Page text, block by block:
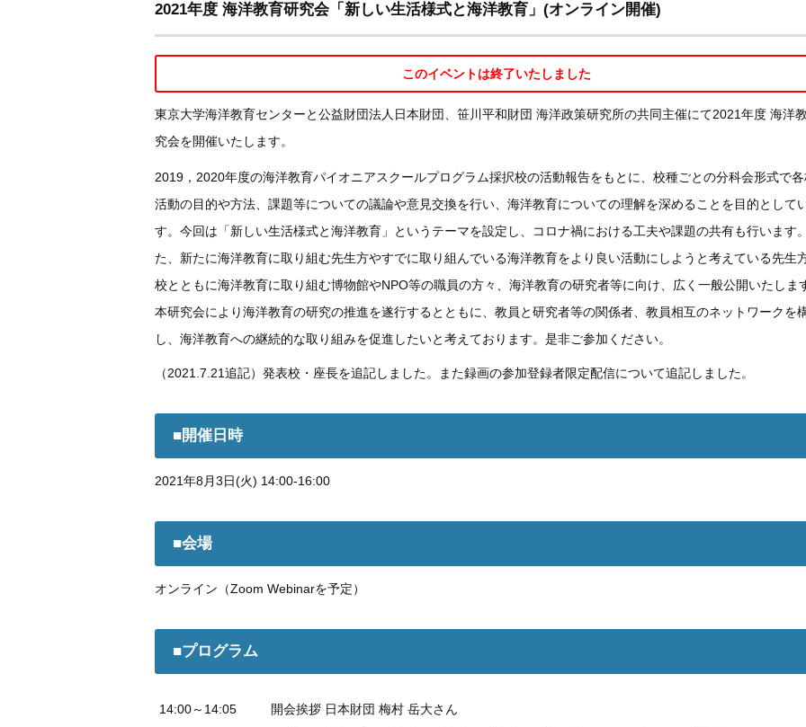
2021年度 海洋教育研究会「新しい生活様式と海洋教育」(オンライン開催)
このイベントは終了いたしました
東京大学海洋教育センターと公益財団法人日本財団、笹川平和財団 海洋政策研究所の共同主催にて2021年度 海洋
究会を開催いたします。
2019，2020年度の海洋教育パイオニアスクールプログラム採択校の活動報告をもとに、校種ごとの分科会形式で
活動の目的や方法、課題等についての議論や意見交換を行い、海洋教育についての理解を深めることを目的として
す。今回は「新しい生活様式と海洋教育」というテーマを設定し、コロナ禍における工夫や課題の共有も行います
た、新たに海洋教育に取り組む先生方やすでに取り組んでいる海洋教育をより良い活動にしようと考えている先生
校とともに海洋教育に取り組む博物館やNPO等の職員の方々、海洋教育の研究者等に向け、広く一般公開いたしま
本研究会により海洋教育の研究の推進を遂行するとともに、教員と研究者等の関係者、教員相互のネットワークを
し、海洋教育への継続的な取り組みを促進したいと考えております。是非ご参加ください。
（2021.7.21追記）発表校・座長を追記しました。また録画の参加登録者限定配信について追記しました。
■開催日時
2021年8月3日(火) 14:00-16:00
■会場
オンライン（Zoom Webinarを予定）
■プログラム
14:00～14:05 開会挨拶 日本財団 梅村 岳大さん